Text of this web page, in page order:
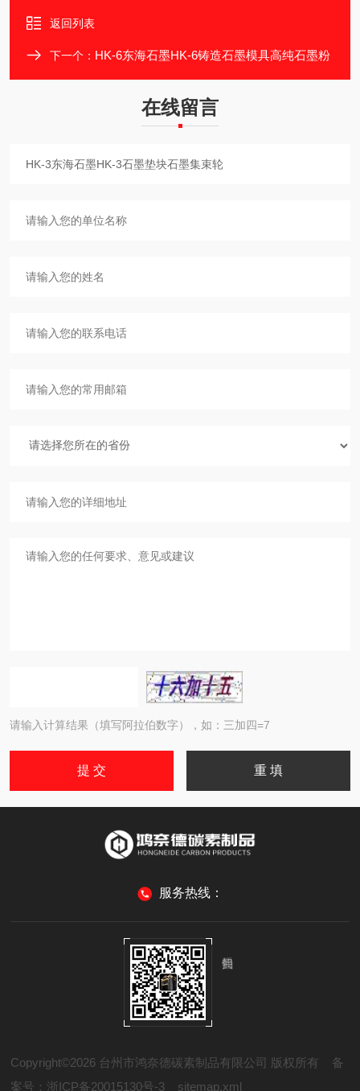
返回列表
下一个： HK-6东海石墨HK-6铸造石墨模具高纯石墨粉
在线留言
请输入计算结果（填写阿拉伯数字），如：三加四=7
服务热线：
Copyright©2026 台州市鸿奈德碳素制品有限公司 版权所有 备
案号：浙ICP备20015130号-3
sitemap.xml